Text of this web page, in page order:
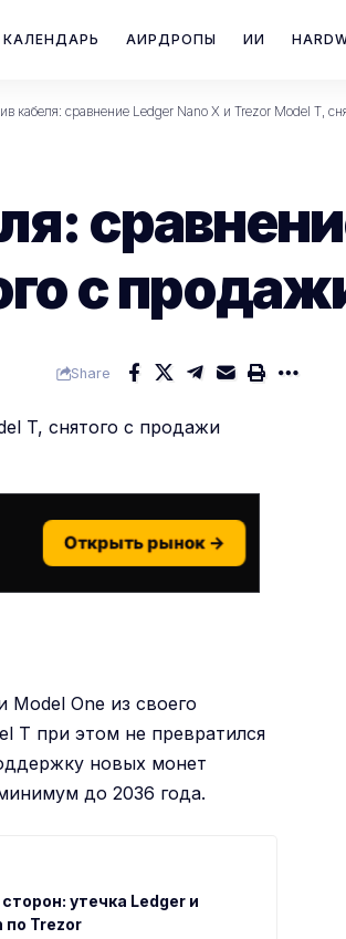
КАЛЕНДАРЬ АИРДРОПЫ ИИ
кабеля: сравнение Ledger Nano X и Trezor Model T,
с
Share
Открыть рынок →
Model One из своего
T при этом не превратился
новых монет
до 2036 года.
утечка Ledger и
по Trezor